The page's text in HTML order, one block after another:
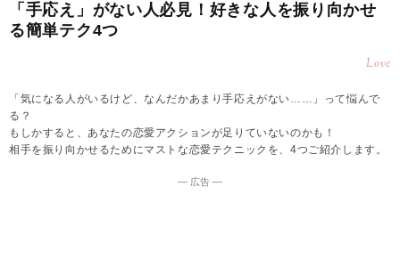
「手応え」がない人必見！好きな人を振り向かせ
る簡単テク4つ
Love
「気になる人がいるけど、なんだかあまり手応えがない……」って悩んで
る？
もしかすると、あなたの恋愛アクションが足りていないのかも！
相手を振り向かせるためにマストな恋愛テクニックを、4つご紹介します。
― 広告 ―